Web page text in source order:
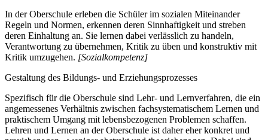
In der Oberschule erleben die Schüler im sozialen Miteinander
Regeln und Normen, erkennen deren Sinnhaftigkeit und streben
deren Einhaltung an. Sie lernen dabei verlässlich zu handeln,
Verantwortung zu übernehmen, Kritik zu üben und konstruktiv mit
Kritik umzugehen. [Sozialkompetenz]
Gestaltung des Bildungs- und Erziehungsprozesses
Spezifisch für die Oberschule sind Lehr- und Lernverfahren, die ein
angemessenes Verhältnis zwischen fachsystematischem Lernen und
praktischem Umgang mit lebensbezogenen Problemen schaffen.
Lehren und Lernen an der Oberschule ist daher eher konkret und